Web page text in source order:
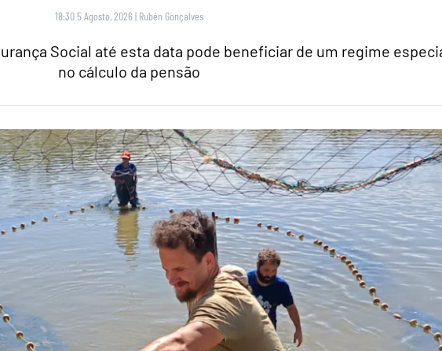
18:30 5 Agosto, 2026 | Rubén Gonçalves
Social até esta data pode beneficiar de um regime
no cálculo da pensão